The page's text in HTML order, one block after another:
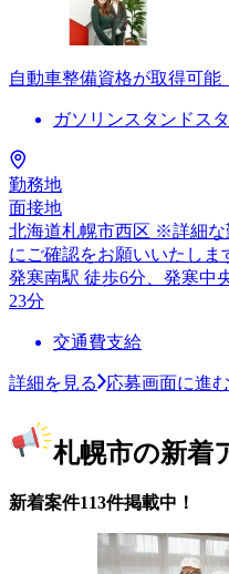
自動車整備資格が取得可能
ガソリンスタンドス
勤務地
面接地
北海道札幌市西区 ※詳細
にご確認をお願いいたしま
発寒南駅 徒歩6分、発寒中
23分
交通費支給
詳細を見る 応募画面に進む
札幌市の新着
新着案件113件掲載中！